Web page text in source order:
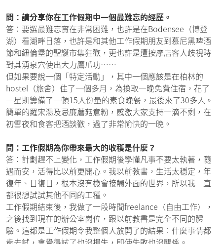
問：請分享你在工作假期中一個最難忘的經歷。
答：要選最難忘實在非常困難，也許是在Bodensee（博登
湖）看湖畔日落，也許是和其他工作假期朋友到慕尼黑啤酒
節和紐倫堡的聖誕市集狂歡，更也許是遭按摩店客人歧視時
對其湧泉穴使出大力鷹爪功……
但如果要說一個「特定活動」，其中一個應該是在柏林的
hostel（旅舍）住了一個多月，為換取一晚免費住宿，花了
一星期籌備了一頓15人份量的素食晚餐，最後來了30多人。
簡單的羅宋湯及忌廉蘑菇意粉，感激大家支持一滴不剩，在
初雪夜和食客把酒談歡，過了非常愉快的一晚。
問：工作假期為你帶來最大的收穫是什麼？
答：計劃趕不上變化，工作假期後學懂凡事不要太執著，隨
遇而安，活得比以前更開心。我以前教書，生活太穩定，年
復年、日復日，根本沒有機會接觸外面的世界，所以我一直
都很想試試其他不同的工種。
工作假期結束後，我做了一段時間freelance（自由工作），
之後找到現在的辦公室崗位，跟以前教書是完全不同的體
驗。這都是工作假期令我整個人放開了的結果︰什麼事情都